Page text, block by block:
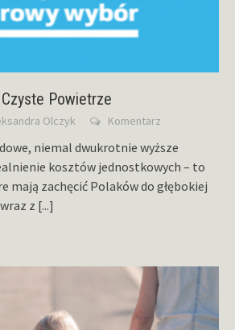
Powietrze
Olczyk Komentarz
niemal dwukrotnie wyższe
kosztów jednostkowych – to
mają zachęcić Polaków do głębokiej
z [...]